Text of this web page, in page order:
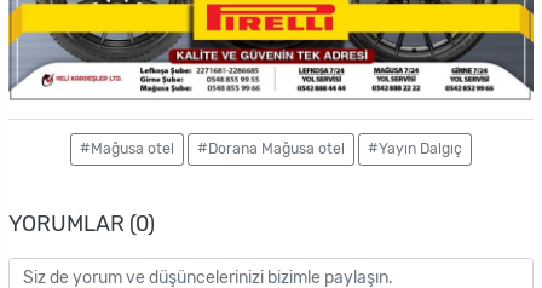
#Mağusa otel #Dorana Mağusa otel #Yayın Dalgıç
YORUMLAR (0)